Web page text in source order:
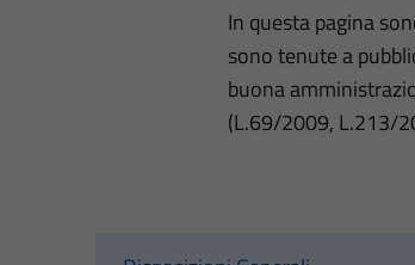
In questa pagina
sono tenute a
buona
(L.69/2009, L.213/